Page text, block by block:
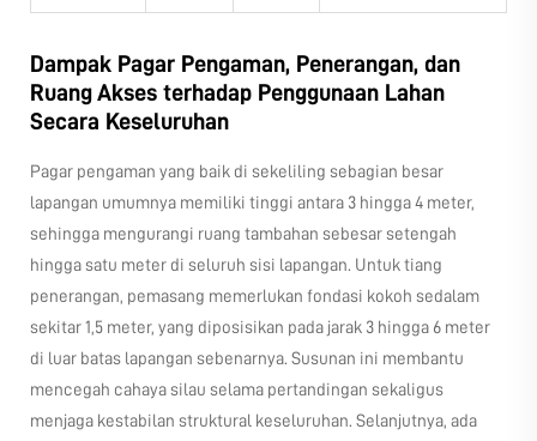
Dampak Pagar Pengaman, Penerangan, dan
Ruang Akses terhadap Penggunaan Lahan
Secara Keseluruhan
Pagar pengaman yang baik di sekeliling sebagian besar
lapangan umumnya memiliki tinggi antara 3 hingga 4 meter,
sehingga mengurangi ruang tambahan sebesar setengah
hingga satu meter di seluruh sisi lapangan. Untuk tiang
penerangan, pemasang memerlukan fondasi kokoh sedalam
sekitar 1,5 meter, yang diposisikan pada jarak 3 hingga 6 meter
di luar batas lapangan sebenarnya. Susunan ini membantu
mencegah cahaya silau selama pertandingan sekaligus
menjaga kestabilan struktural keseluruhan. Selanjutnya, ada